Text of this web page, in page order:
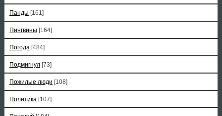
Панды [161]
Пингвины [164]
Погода [484]
Подмигнул [73]
Пожилые люди [108]
Политика [107]